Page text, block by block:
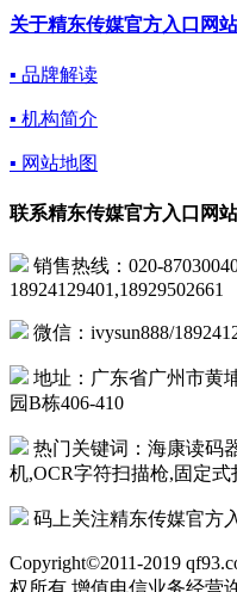
关于精东传媒官方入口网
▪ 品牌解读
▪ 机构简介
▪ 网站地图
联系精东传媒官方入口网
销售热线：020-
18924129401,18929502661
微信：ivysun888/
地址：广东省广州市
园B栋406-410
热门关键词：海康读
机,OCR字符扫描枪,固定式
码上关注精东传媒官方
Copyright©2011-2019
权所有 增值电信业务经营许可